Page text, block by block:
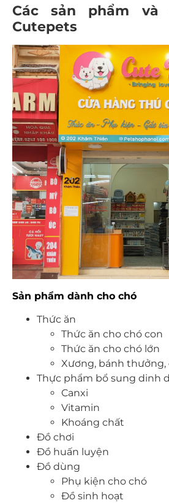
Các sản phẩm
Cutepets
Sản phẩm dành cho chó
Thức ăn
Thức ăn cho chó con
Thức ăn cho chó lớn
Xương, bánh thưởng,
Thực phẩm bổ sung dinh
Canxi
Vitamin
Khoáng chất
Đồ chơi
Đồ huấn luyện
Đồ dùng
Phụ kiện cho chó
Đồ sinh hoạt